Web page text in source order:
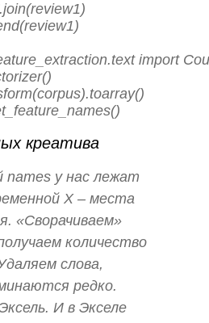
import
креатива
names у нас лежат
X – места
«Сворачиваем»
количество
слова,
редко.
И в Экселе